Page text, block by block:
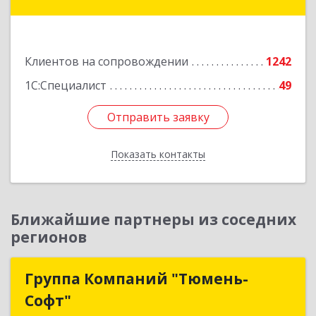
Клиентов на сопровождении
1242
1С:Специалист
49
Отправить заявку
Показать контакты
Отправить заявку
Назад
Ближайшие партнеры из соседних
регионов
Группа Компаний "Тюмень-
Софт"
Группа Компаний "Тюмень-